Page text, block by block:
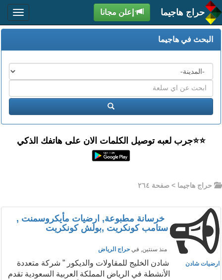
حراج هاجيما إعلن مجانا
البحث في هاجيما
المدن
اكتب
عبارة
البحث
ابحث
⭐️⭐جرب لعبه توصيل الكلمات الان على هاتفك الذكي
حراج هاجيما > صفحة ٢٦٤
خرسانة مطبوعة, ارضيات مأيكروسمنت ,
ستامب كونكريت ,بولش كونكريت
منذ سنتين, في حراج الرياض
ارضيات شادن
شادن الخليج للمقاولات والديكور ” شركة متعددة
الأنشطة في الرياض المملكة العربية السعودية تقدم